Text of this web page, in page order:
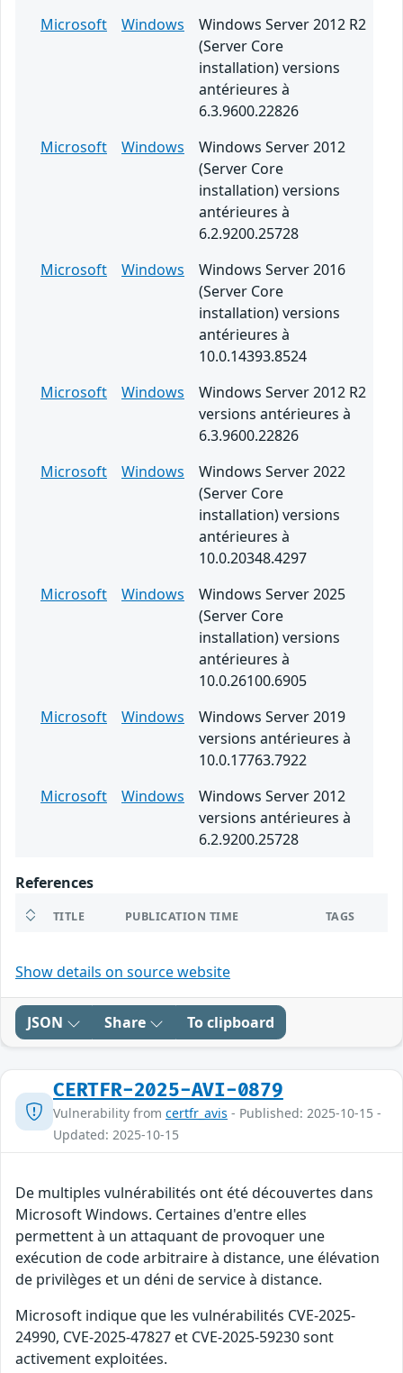
Microsoft
Windows
Windows Server 2012 R2
(Server Core
installation) versions
antérieures à
6.3.9600.22826
Microsoft
Windows
Windows Server 2012
(Server Core
installation) versions
antérieures à
6.2.9200.25728
Microsoft
Windows
Windows Server 2016
(Server Core
installation) versions
antérieures à
10.0.14393.8524
Microsoft
Windows
Windows Server 2012 R2
versions antérieures à
6.3.9600.22826
Microsoft
Windows
Windows Server 2022
(Server Core
installation) versions
antérieures à
10.0.20348.4297
Microsoft
Windows
Windows Server 2025
(Server Core
installation) versions
antérieures à
10.0.26100.6905
Microsoft
Windows
Windows Server 2019
versions antérieures à
10.0.17763.7922
Microsoft
Windows
Windows Server 2012
versions antérieures à
6.2.9200.25728
References
TITLE PUBLICATION TIME TAGS
Show details on source website
JSON Share To clipboard
CERTFR-2025-AVI-0879
Vulnerability from certfr_avis - Published: 2025-10-15 -
Updated: 2025-10-15
De multiples vulnérabilités ont été découvertes dans
Microsoft Windows. Certaines d'entre elles
permettent à un attaquant de provoquer une
exécution de code arbitraire à distance, une élévation
de privilèges et un déni de service à distance.
Microsoft indique que les vulnérabilités CVE-2025-
24990, CVE-2025-47827 et CVE-2025-59230 sont
activement exploitées.